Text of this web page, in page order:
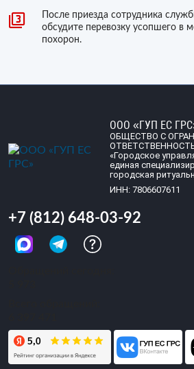
После приезда сотрудника
обсудите перевозку усопшего в
похорон.
ООО «ГУП ЕС
ОБЩЕСТВО С
«Городское
единая
городская
ИНН: 7806607611
+7 (812) 648-03-92